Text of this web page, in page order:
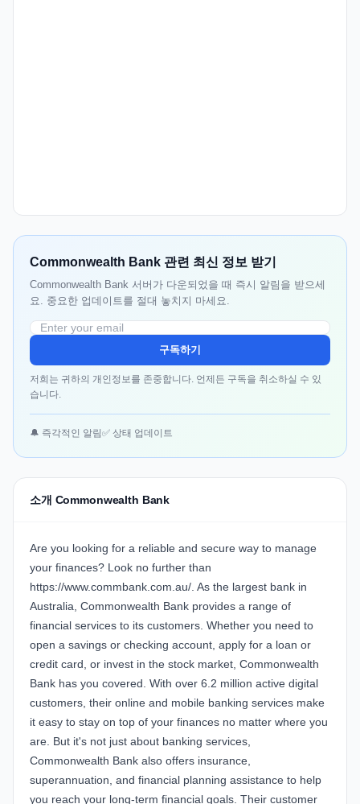
Commonwealth Bank 관련 최신 정보 받기
Commonwealth Bank 서버가 다운되었을 때 즉시 알림을 받으세
요. 중요한 업데이트를 절대 놓치지 마세요.
구독하기
저희는 귀하의 개인정보를 존중합니다. 언제든 구독을 취소하실 수 있
습니다.
🔔 즉각적인 알림✅ 상태 업데이트
소개 Commonwealth Bank
Are you looking for a reliable and secure way to manage
your finances? Look no further than
https://www.commbank.com.au/. As the largest bank in
Australia, Commonwealth Bank provides a range of
financial services to its customers. Whether you need to
open a savings or checking account, apply for a loan or
credit card, or invest in the stock market, Commonwealth
Bank has you covered. With over 6.2 million active digital
customers, their online and mobile banking services make
it easy to stay on top of your finances no matter where you
are. But it's not just about banking services,
Commonwealth Bank also offers insurance,
superannuation, and financial planning assistance to help
you reach your long-term financial goals. Their customer